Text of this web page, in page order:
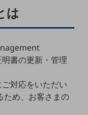
は
書の更新・管理
対応をいただい
ため、お客さまの